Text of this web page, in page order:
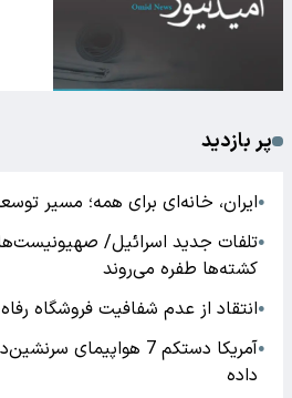
پر بازدید
●ایران، خانه‌ای برای همه؛ مسیر
●تلفات جدید اسرائیل/
کشته‌ها طفره می‌روند
●انتقاد از عدم شفافیت فروشگاه
●
آمریکا دستکم 7
داده